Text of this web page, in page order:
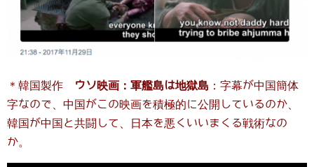
＊韓国製作 ウソ映画：軍艦島は地獄島 ：字幕が中国簡体
字なので、中国がこの映画を積極的に公開しているのか、
韓国が中国と共闘して、日本を悪くいいまくる戦術なの
か。